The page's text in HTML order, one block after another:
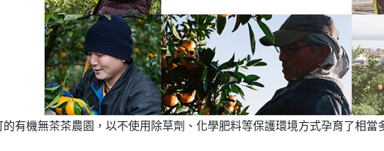
有機無茶茶農園，以不使用除草劑、化學肥料等保護環境方式孕育了相當